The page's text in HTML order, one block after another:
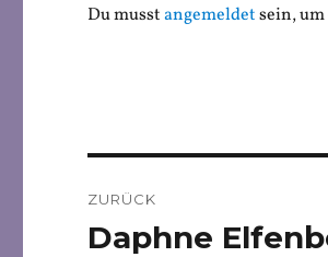
Du musstangemeldetsein,
ZURÜCK
Vorheriger
Daphne